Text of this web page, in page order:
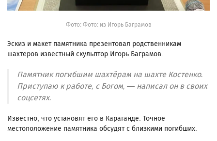
Фото: Фото: из Игорь Баграмов
Эскиз и макет памятника презентовал родственникам
шахтеров известный скульптор Игорь Баграмов.
Памятник погибшим шахтёрам на шахте Костенко.
Приступаю к работе, с Богом, — написал он в своих
соцсетях.
Известно, что установят его в Караганде. Точное
местоположение памятника обсудят с близкими погибших.